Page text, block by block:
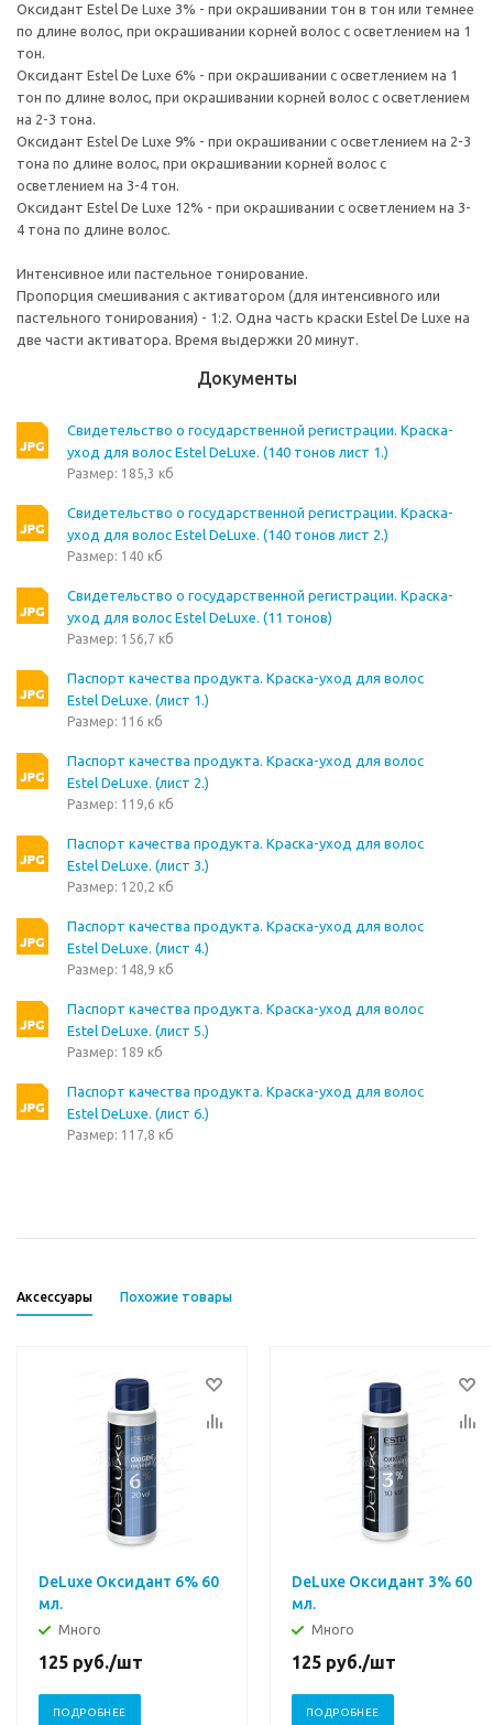
Оксидант Estel De Luxe 3% - при окрашивании тон в тон или темнее
по длине волос, при окрашивании корней волос с осветлением на 1
тон.
Оксидант Estel De Luxe 6% - при окрашивании с осветлением на 1
тон по длине волос, при окрашивании корней волос с осветлением
на 2-3 тона.
Оксидант Estel De Luxe 9% - при окрашивании с осветлением на 2-3
тона по длине волос, при окрашивании корней волос с
осветлением на 3-4 тон.
Оксидант Estel De Luxe 12% - при окрашивании с осветлением на 3-
4 тона по длине волос.
Интенсивное или пастельное тонирование.
Пропорция смешивания с активатором (для интенсивного или
пастельного тонирования) - 1:2. Одна часть краски Estel De Luxe на
две части активатора. Время выдержки 20 минут.
Документы
Свидетельство о государственной регистрации. Краска-
уход для волос Estel DeLuxe. (140 тонов лист 1.)
Размер: 185,3 кб
Свидетельство о государственной регистрации. Краска-
уход для волос Estel DeLuxe. (140 тонов лист 2.)
Размер: 140 кб
Свидетельство о государственной регистрации. Краска-
уход для волос Estel DeLuxe. (11 тонов)
Размер: 156,7 кб
Паспорт качества продукта. Краска-уход для волос
Estel DeLuxe. (лист 1.)
Размер: 116 кб
Паспорт качества продукта. Краска-уход для волос
Estel DeLuxe. (лист 2.)
Размер: 119,6 кб
Паспорт качества продукта. Краска-уход для волос
Estel DeLuxe. (лист 3.)
Размер: 120,2 кб
Паспорт качества продукта. Краска-уход для волос
Estel DeLuxe. (лист 4.)
Размер: 148,9 кб
Паспорт качества продукта. Краска-уход для волос
Estel DeLuxe. (лист 5.)
Размер: 189 кб
Паспорт качества продукта. Краска-уход для волос
Estel DeLuxe. (лист 6.)
Размер: 117,8 кб
Аксессуары Похожие товары
DeLuxe Оксидант 6% 60
мл.
Много
125 руб./шт
ПОДРОБНЕЕ
DeLuxe Оксидант 3% 60
мл.
Много
125 руб./шт
ПОДРОБНЕЕ